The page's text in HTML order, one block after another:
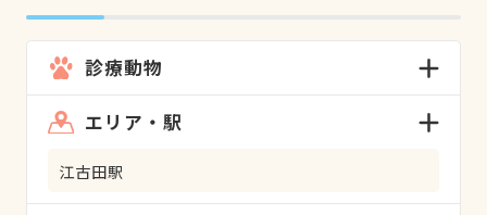
診療動物
エリア・駅
江古田駅